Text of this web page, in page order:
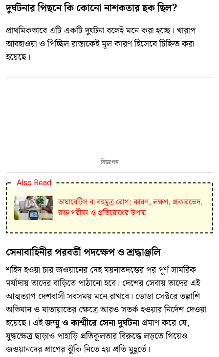
দুর্ঘটনার পিছনে কি কোনো নাশকতার ছক ছিল?
প্রাথমিকভাবে এটি একটি দুর্ঘটনা বলেই মনে করা হচ্ছে। খারাপ
আবহাওয়া ও পিচ্ছিল রাস্তাকেই মূল কারণ হিসেবে চিহ্নিত করা
হয়েছে।
বিজ্ঞাপন
Also Read
ডায়াবেটিস বা বহুমূত্র রোগ: কারণ, লক্ষণ, প্রকারভেদ,
রক্ত পরীক্ষা ও প্রতিরোধের উপায়
সেনাবাহিনীর পরবর্তী পদক্ষেপ ও শ্রদ্ধাঞ্জলি
শহিদ হওয়া চার জওয়ানের দেহ ময়নাতদন্তের পর পূর্ণ সামরিক
মর্যাদায় তাদের বাড়িতে পাঠানো হবে। দেশের সেবায় তাদের এই
আত্মত্যাগ দেশবাসী সবসময় মনে রাখবে। ডোডা সেক্টরে তল্লাশি
অভিযান ও যাতায়াতের ক্ষেত্রে আরও সতর্ক হওয়ার নির্দেশ দেওয়া
হয়েছে। এইজম্মু ও কাশ্মীরে সেনা দুর্ঘটনা প্রমাণ করে যে,
যুদ্ধক্ষেত্র ছাড়াও পাহাড়ি প্রতিকূলতার বিরুদ্ধে লড়তে গিয়েও
জওয়ানদের প্রাণের ঝুঁকি নিতে হয় প্রতি মুহূর্তে।